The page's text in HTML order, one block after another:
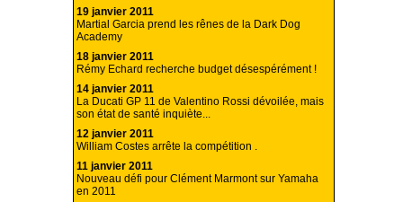
19 janvier 2011
Martial Garcia prend les rênes de la Dark Dog
Academy
18 janvier 2011
Rémy Echard recherche budget désespérément !
14 janvier 2011
La Ducati GP 11 de Valentino Rossi dévoilée, mais
son état de santé inquiète...
12 janvier 2011
William Costes arrête la compétition .
11 janvier 2011
Nouveau défi pour Clément Marmont sur Yamaha
en 2011